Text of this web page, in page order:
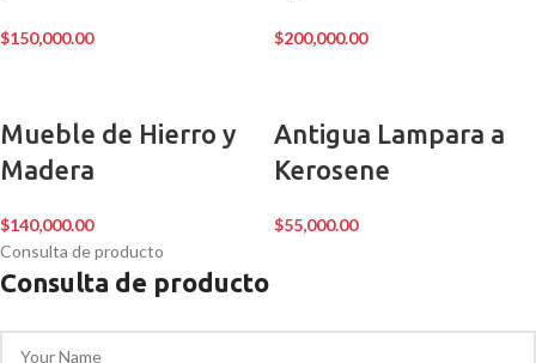
$150,000.00 $200,000.00
Mueble de Hierro y
Madera
$140,000.00
Antigua Lampara a
Kerosene
$55,000.00
Consulta de producto
Consulta de producto